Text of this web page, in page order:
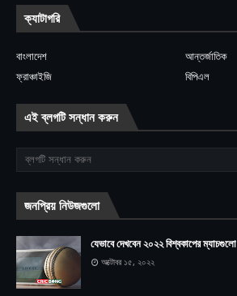
ক্যাটাগরি
বাংলাদেশ
আন্তর্জাতিক
ফ্রাঞ্চাইজি
বিপিএল
এই ব্লগটি সন্ধান করুন
জনপ্রিয় নিউজগুলো
যেভাবে দেখবেন ২০২২ বিশ্বকাপের ম্যাচগুলো
অক্টোবর ১৫, ২০২২